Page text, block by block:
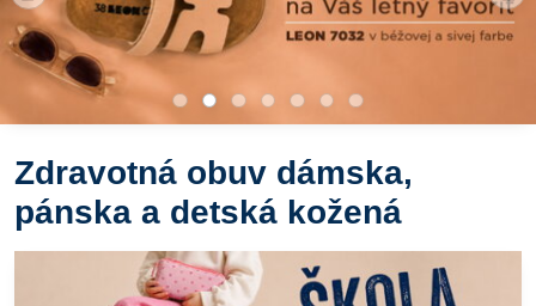
Zdravotná obuv dámska,
pánska a detská kožená